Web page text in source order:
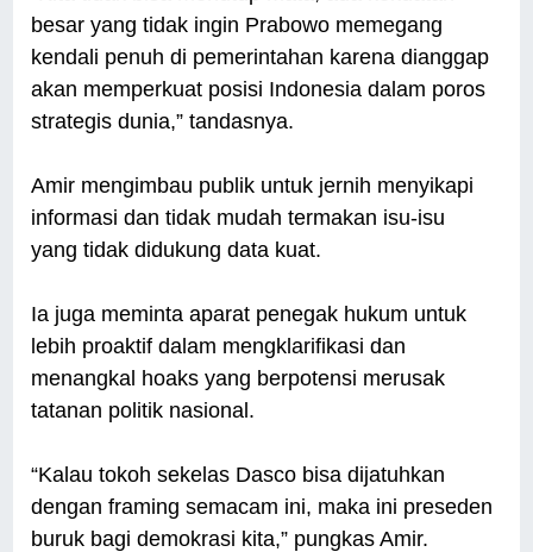
besar yang tidak ingin Prabowo memegang
kendali penuh di pemerintahan karena dianggap
akan memperkuat posisi Indonesia dalam poros
strategis dunia,” tandasnya.
Amir mengimbau publik untuk jernih menyikapi
informasi dan tidak mudah termakan isu-isu
yang tidak didukung data kuat.
Ia juga meminta aparat penegak hukum untuk
lebih proaktif dalam mengklarifikasi dan
menangkal hoaks yang berpotensi merusak
tatanan politik nasional.
“Kalau tokoh sekelas Dasco bisa dijatuhkan
dengan framing semacam ini, maka ini preseden
buruk bagi demokrasi kita,” pungkas Amir.